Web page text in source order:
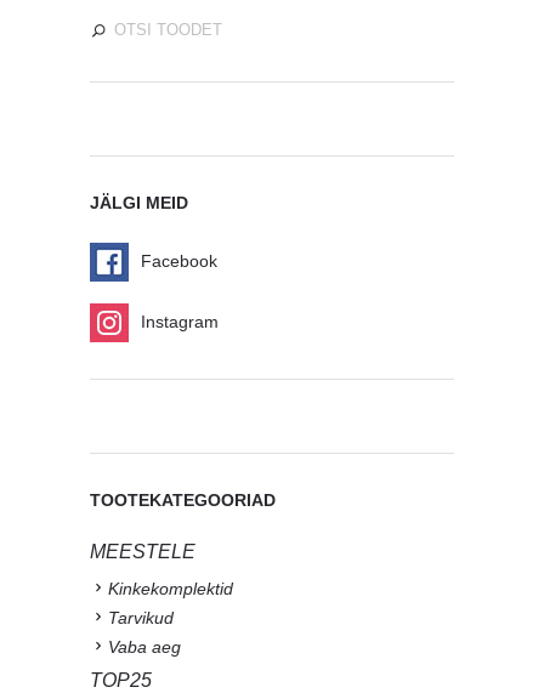
JÄLGI MEID
Facebook
Instagram
TOOTEKATEGOORIAD
MEESTELE
Kinkekomplektid
Tarvikud
Vaba aeg
TOP25